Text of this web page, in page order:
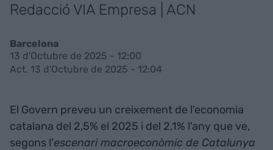
Redacció VIA Empresa | ACN
Barcelona
13 d'Octubre de 2025 - 12:00
Act. 13 d'Octubre de 2025 - 12:04
El Govern preveu un creixement de l'economia
catalana del 2,5% el 2025 i del 2,1% l'any que ve,
segons l'escenari macroeconòmic de Catalunya